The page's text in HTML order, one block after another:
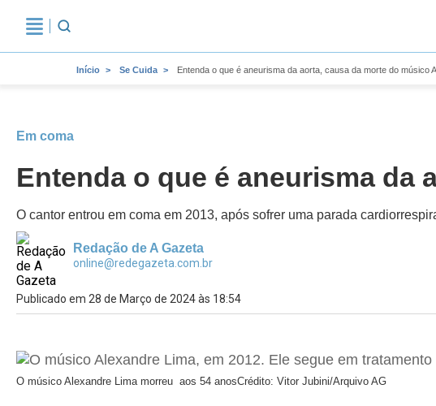
Início Se Cuida Entenda o que é aneurisma da aorta, causa da morte do músico
Em coma
Entenda o que é aneurisma da
O cantor entrou em coma em 2013, após sofrer uma parada
Redação de A Gazeta
online@redegazeta.com.br
Publicado em 28 de Março de 2024 às 18:54
O músico Alexandre Lima morreu aos 54 anosCrédito: Vitor Jubini/Arquivo AG